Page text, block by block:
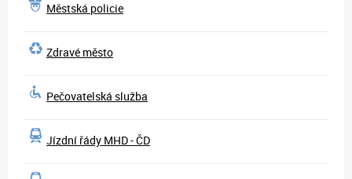
Městská policie
Zdravé město
Pečovatelská služba
Jízdní řády MHD - ČD